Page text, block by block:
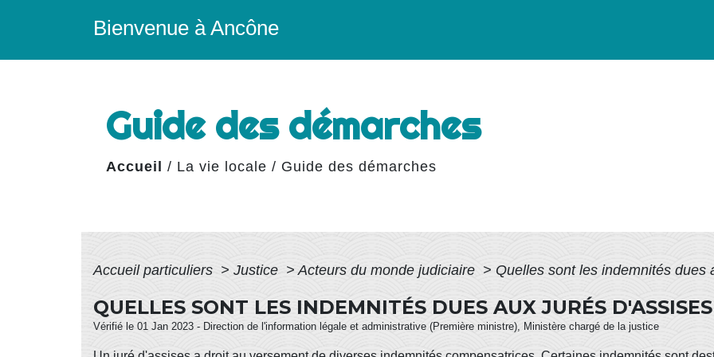
Bienvenue à Ancône
Guide des démarches
Accueil / La vie locale / Guide des démarches
Accueil particuliers > Justice > Acteurs du monde judiciaire > Quelles sont les indemnités dues
QUELLES SONT LES INDEMNITÉS DUES AUX JURÉS
Vérifié le 01 Jan 2023 - Direction de l'information légale et administrative (Première ministre), Ministère chargé de la justice